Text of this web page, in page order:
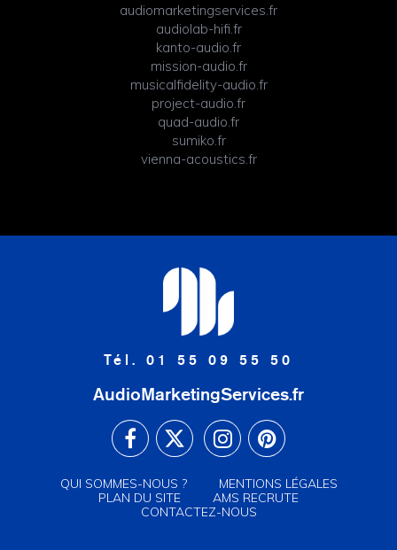
audiomarketingservices.fr
audiolab-hifi.fr
kanto-audio.fr
mission-audio.fr
musicalfidelity-audio.fr
project-audio.fr
quad-audio.fr
sumiko.fr
vienna-acoustics.fr
Tél. 01 55 09 55 50
AudioMarketingServices.fr
QUI SOMMES-NOUS ?
MENTIONS LÉGALES
PLAN DU SITE
AMS RECRUTE
CONTACTEZ-NOUS